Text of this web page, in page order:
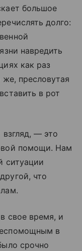
большое
долго:
навредить
как раз
пресловутая
в рот
— это
помощи. Нам
ситуации
что
свое время, и
в
срочно